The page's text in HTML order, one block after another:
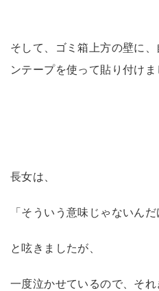
そして、ゴミ箱上方の壁に
ンテープを使って貼り付けま
長女は、
「そういう意味じゃないん
と呟きましたが、
一度泣かせているので、そ